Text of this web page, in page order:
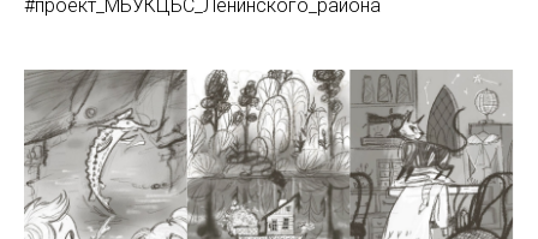
#проект_МБУКЦБС_Ленинского_района